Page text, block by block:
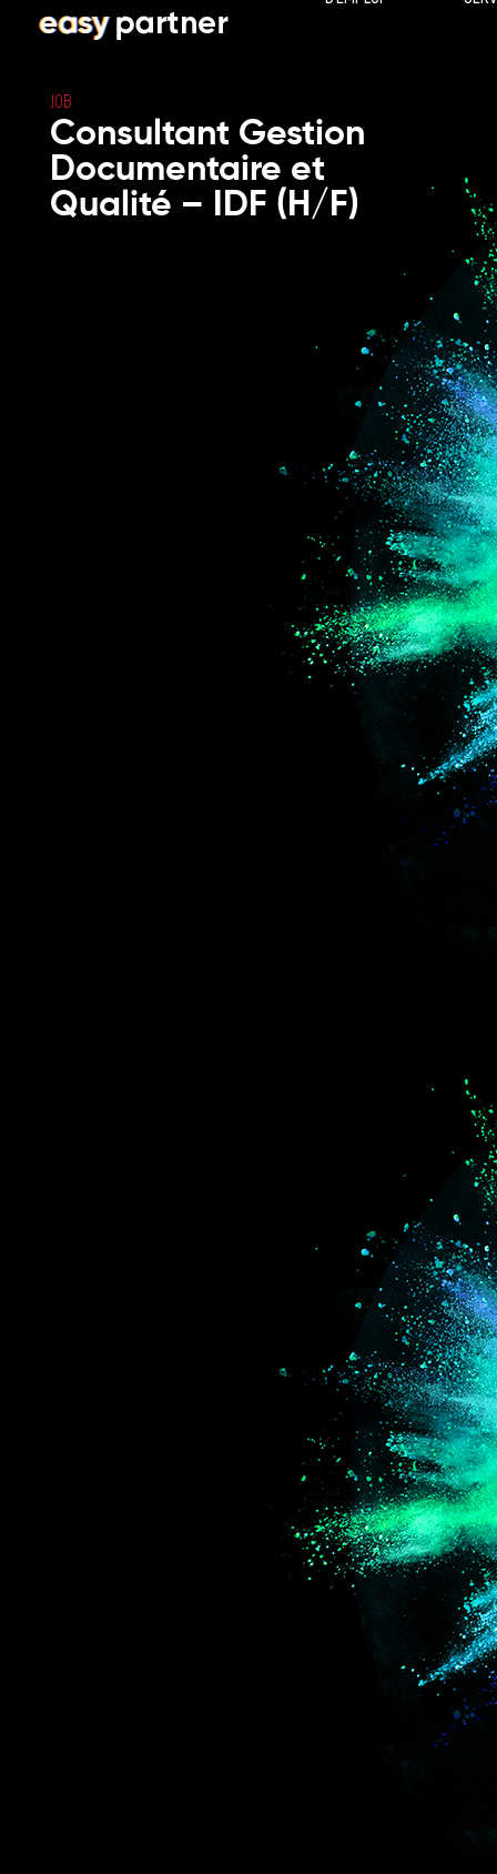
JOB
Consultant Gestion
Documentaire et
Qualité – IDF (H/F)